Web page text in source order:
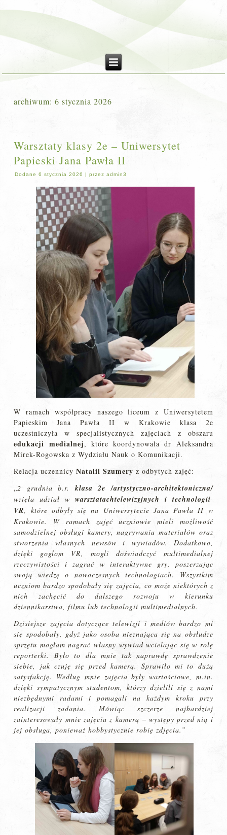
archiwum:6 stycznia 2026
Warsztaty klasy 2e – Uniwersytet
Papieski Jana Pawła II
Dodane 6 stycznia 2026 |przez admin3
W ramach współpracy naszego liceum z Uniwersytetem
Papieskim Jana Pawła II w Krakowie klasa 2e
uczestniczyła w specjalistycznych zajęciach z obszaru
edukacji medialnej, które koordynowała dr Aleksandra
Mirek-Rogowska z Wydziału Nauk o Komunikacji.
Relacja uczennicyNatalii Szumeryz odbytych zajęć:
„2 grudnia b.r.klasa 2e /artystyczno-architektoniczna/
wzięła udział w warsztatachtelewizyjnych i technologii
VR, które odbyły się na Uniwersytecie Jana Pawła II w
Krakowie. W ramach zajęć uczniowie mieli możliwość
samodzielnej obsługi kamery, nagrywania materiałów oraz
stworzenia własnych newsów i wywiadów. Dodatkowo,
dzięki goglom VR, mogli doświadczyć multimedialnej
rzeczywistości i zagrać w interaktywne gry, poszerzając
swoją wiedzę o nowoczesnych technologiach. Wszystkim
uczniom bardzo spodobały się zajęcia, co może niektórych z
nich zachęcić do dalszego rozwoju w kierunku
dziennikarstwa, filmu lub technologii multimedialnych.
Dzisiejsze zajęcia dotyczące telewizji i mediów bardzo mi
się spodobały, gdyż jako osoba nieznająca się na obsłudze
sprzętu mogłam nagrać własny wywiad wcielając się w rolę
reporterki. Było to dla mnie tak naprawdę sprawdzenie
siebie, jak czuję się przed kamerą. Sprawiło mi to dużą
satysfakcję. Według mnie zajęcia były wartościowe, m.in.
dzięki sympatycznym studentom, którzy dzielili się z nami
niezbędnymi radami i pomagali na każdym kroku przy
realizacji zadania. Mówiąc szczerze najbardziej
zainteresowały mnie zajęcia z kamerą – występy przed nią i
jej obsługa, ponieważ hobbystycznie robię zdjęcia.”